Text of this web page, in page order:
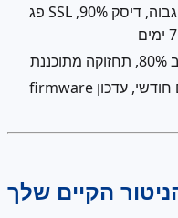
CPU גבוה, דיסק 90%, SSL פג
סיכום חודשי, עדכון firmware